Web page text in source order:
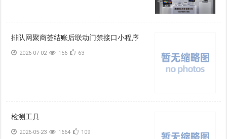
排队网聚商荟结账后联动门禁接口小程序
2026-07-02 156 63
检测工具
2026-05-23 1664 109